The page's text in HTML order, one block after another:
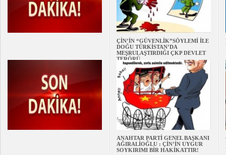
ÇİN’İN “GÜVENLİK”SÖYLEMİ İLE
DOĞU TÜRKİSTAN’DA
MEŞRULAŞTIRDIĞI ÇKP DEVLET
TERÖRÜ
ANAHTAR PARTİ GENEL BAŞKANI
AĞIRALİOĞLU : ÇİN’İN UYGUR
SOYKIRIMI BİR HAKİKATTIR!